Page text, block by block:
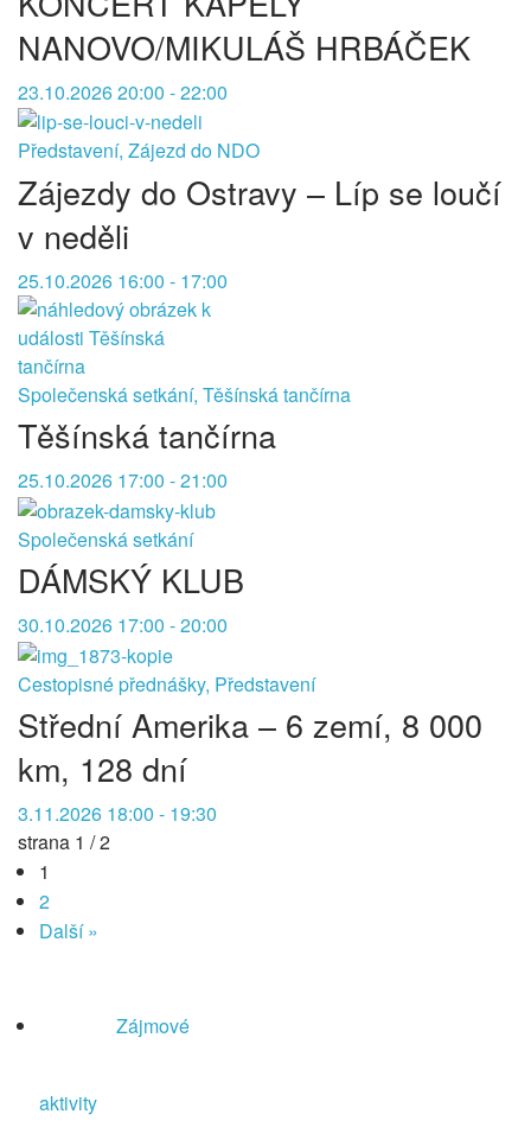
NANOVO/MIKULÁŠ HRBÁČEK
23.10.2026 20:00 - 22:00
Představení, Zájezd do NDO
Zájezdy do Ostravy – Líp se loučí
v neděli
25.10.2026 16:00 - 17:00
Společenská setkání, Těšínská tančírna
Těšínská tančírna
25.10.2026 17:00 - 21:00
Společenská setkání
DÁMSKÝ KLUB
30.10.2026 17:00 - 20:00
Cestopisné přednášky, Představení
Střední Amerika – 6 zemí, 8 000
km, 128 dní
3.11.2026 18:00 - 19:30
strana 1 / 2
1
2
Další »
Zájmové
aktivity